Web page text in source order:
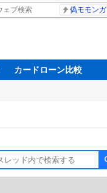
偽モモンガ
カードローン比較